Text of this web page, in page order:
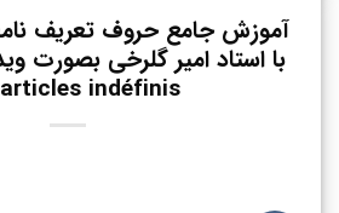
آموزش جامع حروف تعریف
با استاد امیر گلرخی بصورت
indéfinis